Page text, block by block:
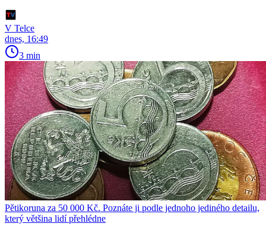
V Telce
dnes, 16:49
3 min
Pětikoruna za 50 000 Kč. Poznáte ji podle jednoho jediného detailu,
který většina lidí přehlédne